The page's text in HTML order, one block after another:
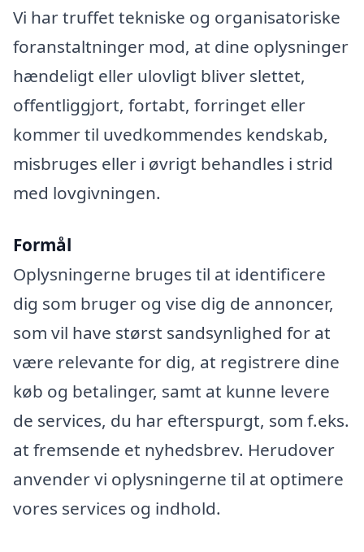
Vi har truffet tekniske og organisatoriske
foranstaltninger mod, at dine oplysninger
hændeligt eller ulovligt bliver slettet,
offentliggjort, fortabt, forringet eller
kommer til uvedkommendes kendskab,
misbruges eller i øvrigt behandles i strid
med lovgivningen.
Formål
Oplysningerne bruges til at identificere
dig som bruger og vise dig de annoncer,
som vil have størst sandsynlighed for at
være relevante for dig, at registrere dine
køb og betalinger, samt at kunne levere
de services, du har efterspurgt, som f.eks.
at fremsende et nyhedsbrev. Herudover
anvender vi oplysningerne til at optimere
vores services og indhold.